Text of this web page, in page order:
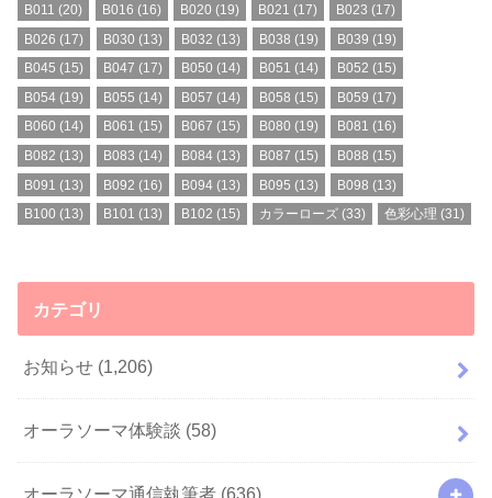
B011 (20) B016 (16) B020 (19) B021 (17) B023 (17)
B026 (17) B030 (13) B032 (13) B038 (19) B039 (19)
B045 (15) B047 (17) B050 (14) B051 (14) B052 (15)
B054 (19) B055 (14) B057 (14) B058 (15) B059 (17)
B060 (14) B061 (15) B067 (15) B080 (19) B081 (16)
B082 (13) B083 (14) B084(13) B087 (15) B088 (15)
B091 (13) B092 (16) B094(13) B095 (13) B098 (13)
B100 (13) B101 (13) B102 (15) カラーローズ (33) 色彩心理 (31)
カテゴリ
お知らせ (1,206)
オーラソーマ体験談 (58)
オーラソーマ通信執筆者 (636)